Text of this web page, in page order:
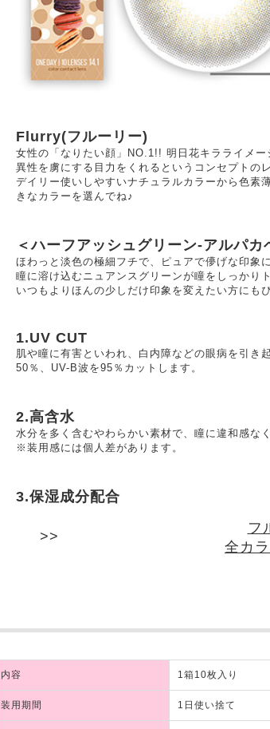
Flurry(フルーリー)
女性の「なりたい顔」NO.1!! 明日花キラライメー
異性を虜にする目力をくれるというコンセプトのレ
デイリー使いしやすいナチュラルカラーから色素
きなカラーを選んでね♪
＜ハーフアッシュグリーン-アルパカ
ほわっと淡色の極細フチで、ピュアで儚げな印象に
瞳に溶け込むニュアンスグリーンが瞳をしっかり
いつもよりほんの少しだけ印象を変えたい方にも
1.UV CUT
肌や瞳に有害といわれ、白内障などの眼病を引き
50％、UV-B波を95％カットします。
2.高含水
水分を多く含むやわらかい素材で、瞳に違和感な
※装用感には個人差があります。
3.保湿成分配合
フ
全カ
内容 1箱10枚入り
装用期間 1日使い捨て